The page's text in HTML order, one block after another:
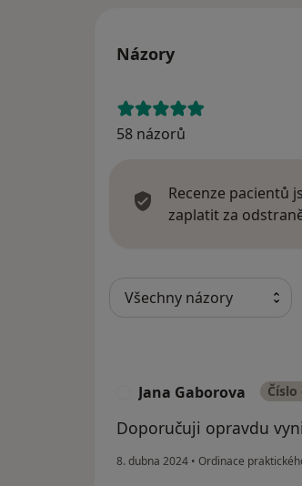
Názory
58 názorů
Recenze pacientů
zaplatit za
Jana Gaborova
Doporučuji opravdu
8. dubna 2024 • Ordinace